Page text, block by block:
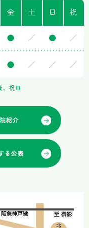
金 土 日 祝
● ／ ● ／
● ／ ／ ／
、祝日
紹介
る公表